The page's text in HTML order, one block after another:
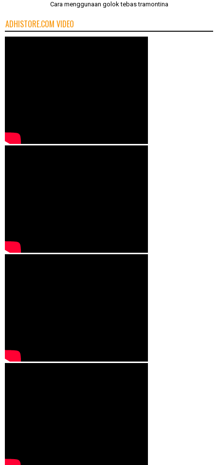
Cara menggunaan golok tebas tramontina
ADHISTORE.COM VIDEO